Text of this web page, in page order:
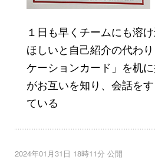
１日も早くチームにも溶
ほしいと自己紹介の代わ
ケーションカード」を机
がお互いを知り、会話を
ている
2024年01月31日 18時11分 公開